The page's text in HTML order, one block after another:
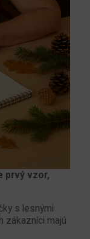
prvý vzor,
s lesnými
zákazníci majú